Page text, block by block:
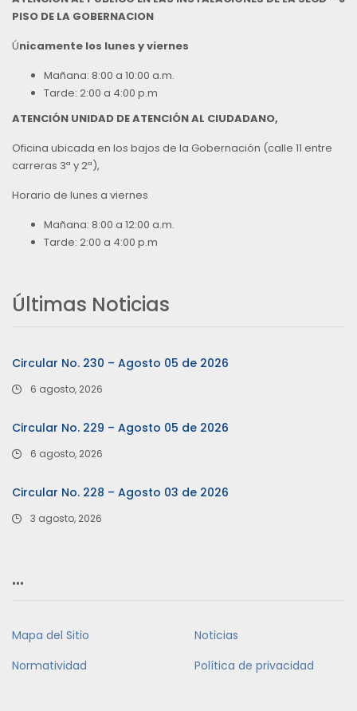
PISO DE LA GOBERNACION
Únicamente los lunes y viernes
Mañana: 8:00 a 10:00 a.m.
Tarde: 2:00 a 4:00 p.m
ATENCIÓN UNIDAD DE ATENCIÓN AL CIUDADANO,
Oficina ubicada en los bajos de la Gobernación (calle 11 entre
carreras 3ª y 2ª),
Horario de lunes a viernes
Mañana: 8:00 a 12:00 a.m.
Tarde: 2:00 a 4:00 p.m
Últimas Noticias
Circular No. 230 – Agosto 05 de 2026
6 agosto, 2026
Circular No. 229 – Agosto 05 de 2026
6 agosto, 2026
Circular No. 228 – Agosto 03 de 2026
3 agosto, 2026
…
Mapa del Sitio
Noticias
Normatividad
Política de privacidad